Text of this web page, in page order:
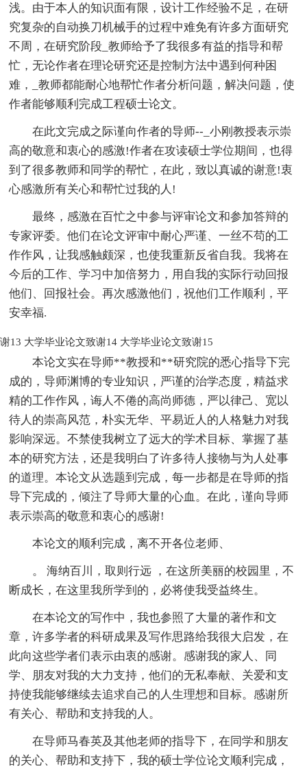
浅。由于本人的知识面有限，设计工作经验不足，在研
究复杂的自动换刀机械手的过程中难免有许多方面研究
不周，在研究阶段_教师给予了我很多有益的指导和帮
忙，无论作者在理论研究还是控制方法中遇到何种困
难，_教师都能耐心地帮忙作者分析问题，解决问题，使
作者能够顺利完成工程硕士论文。
在此文完成之际谨向作者的导师--_小刚教授表示崇
高的敬意和衷心的感激!作者在攻读硕士学位期间，也得
到了很多教师和同学的帮忙，在此，致以真诚的谢意!衷
心感激所有关心和帮忙过我的人!
最终，感激在百忙之中参与评审论文和参加答辩的
专家评委。他们在论文评审中耐心严谨、一丝不苟的工
作作风，让我感触颇深，也使我重新反省自我。我将在
今后的工作、学习中加倍努力，用自我的实际行动回报
他们、回报社会。再次感激他们，祝他们工作顺利，平
安幸福.
谢13
本论文实在导师**教授和**研究院的悉心指导下完
成的，导师渊博的专业知识，严谨的治学态度，精益求
精的工作作风，诲人不倦的高尚师德，严以律己、宽以
待人的崇高风范，朴实无华、平易近人的人格魅力对我
影响深远。不禁使我树立了远大的学术目标、掌握了基
本的研究方法，还是我明白了许多待人接物与为人处事
的道理。本论文从选题到完成，每一步都是在导师的指
导下完成的，倾注了导师大量的心血。在此，谨向导师
表示崇高的敬意和衷心的感谢!
本论文的顺利完成，离不开各位老师、
大学毕业论文致谢14
。 海纳百川，取则行远 ，在这所美丽的校园里，不
断成长，在这里我所学到的，必将使我受益终生。
在本论文的写作中，我也参照了大量的著作和文
章，许多学者的科研成果及写作思路给我很大启发，在
此向这些学者们表示由衷的感谢。感谢我的家人、同
学、朋友对我的大力支持，他们的无私奉献、关爱和支
持使我能够继续去追求自己的人生理想和目标。感谢所
有关心、帮助和支持我的人。
大学毕业论文致谢15
在导师马春英及其他老师的指导下，在同学和朋友
的关心、帮助和支持下，我的硕士学位论文顺利完成，